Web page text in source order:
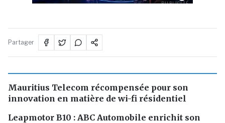
PUBLICITÉ
Partager
Mauritius Telecom récompensée pour son
innovation en matière de wi-fi résidentiel
Leapmotor B10 : ABC Automobile enrichit son